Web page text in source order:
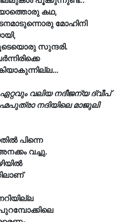
കഥ,
മോഹിനി
സുന്ദരി.
വലിയ നദീജന്യ ദ്വീപ്
നദിയിലെ മാജുലി
പിന്നെ
വച്ചു.